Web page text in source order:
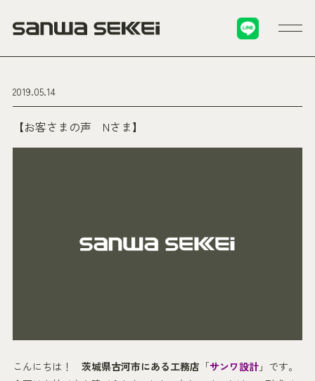
2019.05.14
【お客さまの声 Nさま】
こんにちは！ 茨城県古河市にある工務店 「サンワ設計」です。